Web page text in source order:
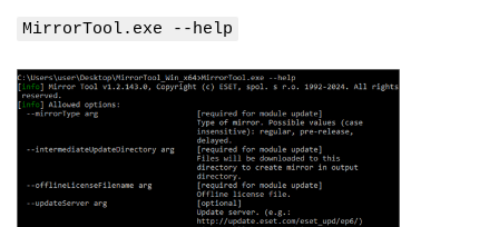
MirrorTool.exe --help